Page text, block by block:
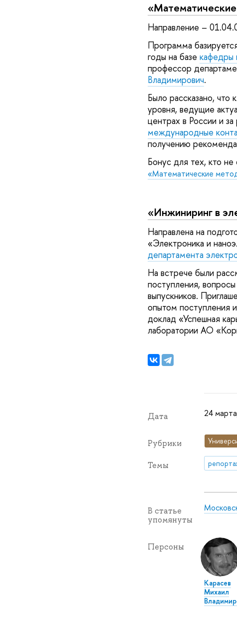
Направление –
Программа
годы на базе
профессор
Владимирович.
Было рассказано,
уровня, ведущие
центрах в России и
международные
получению
Бонус для тех, кто не
«Математические
«Инжиниринг в
Направлена на
«Электроника и
департамента
На встрече были
поступления,
выпускников.
опытом поступления
доклад «Успешная
лаборатории АО
Дата 24
Рубрики
Темы
В статье
упомянуты
Персоны
Карасев
Михаил